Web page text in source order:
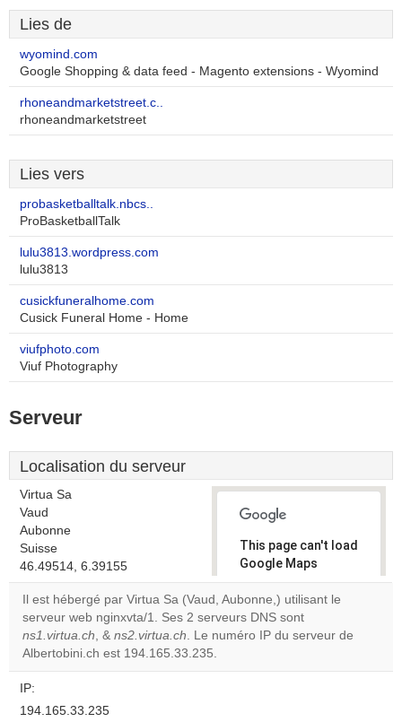
Lies de
wyomind.com
Google Shopping & data feed - Magento extensions - Wyomind
rhoneandmarketstreet.c..
rhoneandmarketstreet
Lies vers
probasketballtalk.nbcs..
ProBasketballTalk
lulu3813.wordpress.com
lulu3813
cusickfuneralhome.com
Cusick Funeral Home - Home
viufphoto.com
Viuf Photography
Serveur
Localisation du serveur
Virtua Sa
Vaud
Aubonne
Suisse
46.49514, 6.39155
This page can't load
Google Maps
correctly.
Do you
own this
OK
Il est hébergé par Virtua Sa (Vaud, Aubonne,) utilisant le
serveur web nginxvta/1. Ses 2 serveurs DNS sont
ns1.virtua.ch, & ns2.virtua.ch. Le numéro IP du serveur de
Albertobini.ch est 194.165.33.235.
IP:
194.165.33.235